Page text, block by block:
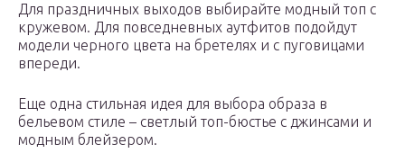
Для праздничных выходов выбирайте модный топ с
кружевом. Для повседневных аутфитов подойдут
модели черного цвета на бретелях и с пуговицами
впереди.
Еще одна стильная идея для выбора образа в
бельевом стиле – светлый топ-бюстье с джинсами и
модным блейзером.